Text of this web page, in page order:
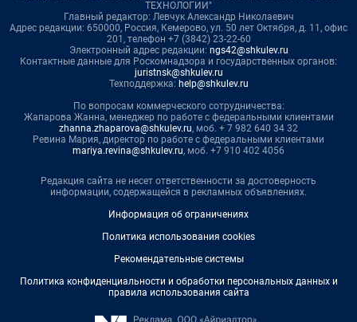
ТЕХНОЛОГИИ"
Главный редактор: Левчук Александр Николаевич
Адрес редакции: 650000, Россия, Кемерово, ул. 50 лет Октября, д. 11, офис
201, телефон +7 (3842) 23-22-60
Электронный адрес редакции: ngs42@shkulev.ru
Контактные данные для Роскомнадзора и государственных органов:
juristnsk@shkulev.ru
Техподдержка: help@shkulev.ru
По вопросам коммерческого сотрудничества:
Жапарова Жанна, менеджер по работе с федеральными клиентами
zhanna.zhaparova@shkulev.ru, моб. + 7 982 640 34 32
Ревина Мария, директор по работе с федеральными клиентами
mariya.revina@shkulev.ru, моб. +7 910 402 4056
Редакция сайта не несет ответственности за достоверность
информации, содержащейся в рекламных объявлениях.
Информация об ограничениях
Политика использования cookies
Рекомендательные системы
Политика конфиденциальности и обработки персональных данных и
правила использования сайта